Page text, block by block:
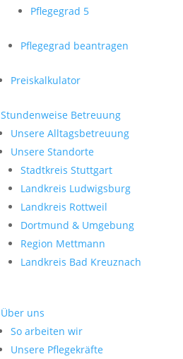
Pflegegrad 5
Pflegegrad beantragen
Preiskalkulator
Stundenweise Betreuung
Unsere Alltagsbetreuung
Unsere Standorte
Stadtkreis Stuttgart
Landkreis Ludwigsburg
Landkreis Rottweil
Dortmund & Umgebung
Region Mettmann
Landkreis Bad Kreuznach
Über uns
So arbeiten wir
Unsere Pflegekräfte